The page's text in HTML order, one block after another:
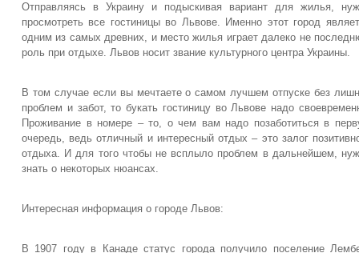
Отправляясь в Украину и подыскивая вариант для жилья,
просмотреть все гостиницы во Львове. Именно этот город
одним из самых древних, и место жилья играет далеко не
роль при отдыхе. Львов носит звание культурного центра Украины.
В том случае если вы мечтаете о самом лучшем отпуске без
проблем и забот, то букать гостиницу во Львове надо
Проживание в номере – то, о чем вам надо позаботиться в
очередь, ведь отличный и интересный отдых – это залог
отдыха. И для того чтобы не всплыло проблем в дальнейшем,
знать о некоторых нюансах.
Интересная информация о городе Львов:
В 1907 году в Канаде статус города получило поселение